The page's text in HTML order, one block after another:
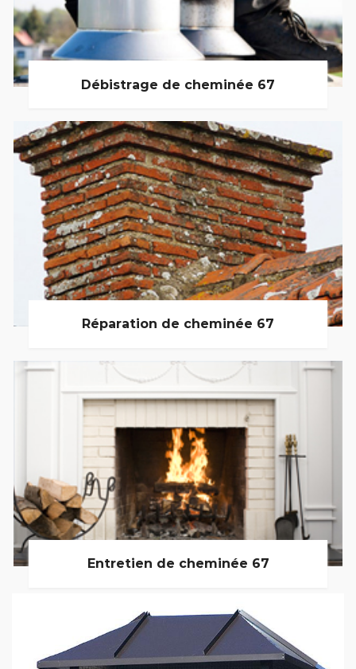
Débistrage de cheminée 67
Réparation de cheminée 67
Entretien de cheminée 67